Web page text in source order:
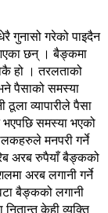
गुनासो गरेको पाइदैन
छन् । बैङ्कमा
हो । तरलताको
पैसाको समस्या
व्यापारीले पैसा
समस्या भएको
मनपरी गर्ने
अरब रुपैयाँ बैङ्कको
अरब लगानी गर्ने
बैङ्कको लगानी
केही व्यक्ति